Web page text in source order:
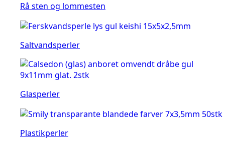
Rå sten og lommesten
Saltvandsperler
Glasperler
Plastikperler